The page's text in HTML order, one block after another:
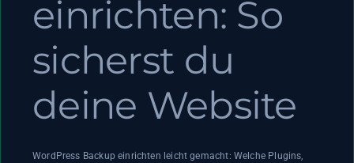
einrichten: So
sicherst du
deine Website
WordPress Backup einrichten leicht gemacht: Welche Plugins,